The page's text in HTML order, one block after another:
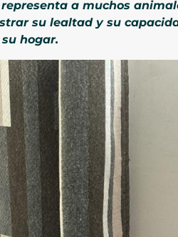
a muchos
su lealtad y su
hogar.